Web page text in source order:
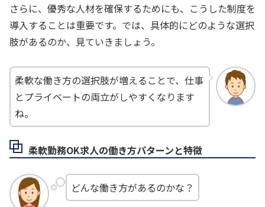
さらに、優秀な人材を確保するためにも、こうした制度を
導入することは重要です。では、具体的にどのような選択
肢があるのか、見ていきましょう。
柔軟な働き方の選択肢が増えることで、仕事
とプライベートの両立がしやすくなります
ね。
柔軟勤務OK求人の働き方パターンと特徴
どんな働き方があるのかな？